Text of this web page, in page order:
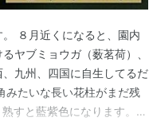
８月近くになると、園内
ヤブミョウガ（薮茗荷）、
九州、四国に自生してるだ
みたいな長い花柱がまだ残
すと藍紫色になります。